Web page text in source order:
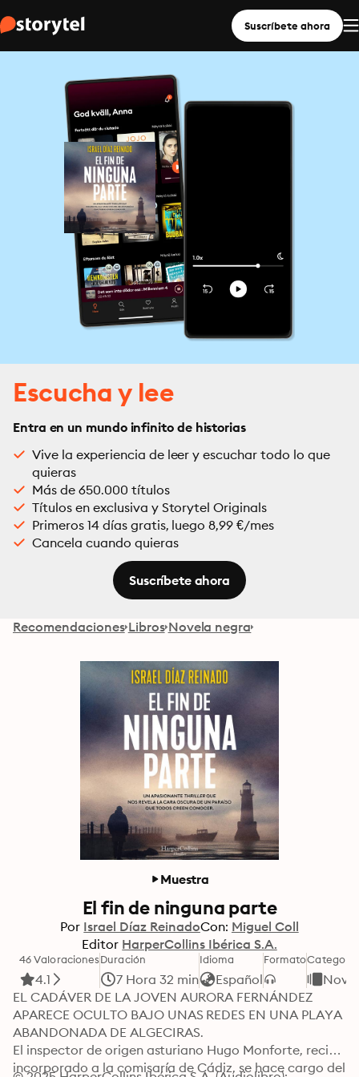
Suscríbete ahora
Escucha y lee
Entra en un mundo infinito de historias
Vive la experiencia de leer y escuchar todo lo que
quieras
Más de 650.000 títulos
Títulos en exclusiva y Storytel Originals
Primeros 14 días gratis, luego 8,99 €/mes
Cancela cuando quieras
Suscríbete ahora
Recomendaciones Libros Novela negra
Muestra
El fin de ninguna parte
Por Israel Díaz ReinadoCon: Miguel Coll
Editor HarperCollins Ibérica S.A.
46 Valoraciones
4.1
Duración
7 Hora 32 min
Idioma
Español
FormatoCategoría
EL CADÁVER DE LA JOVEN AURORA FERNÁNDEZ
APARECE OCULTO BAJO UNAS REDES EN UNA PLAYA
ABANDONADA DE ALGECIRAS.
El inspector de origen asturiano Hugo Monforte, recién
incorporado a la comisaría de Cádiz, se hace cargo del